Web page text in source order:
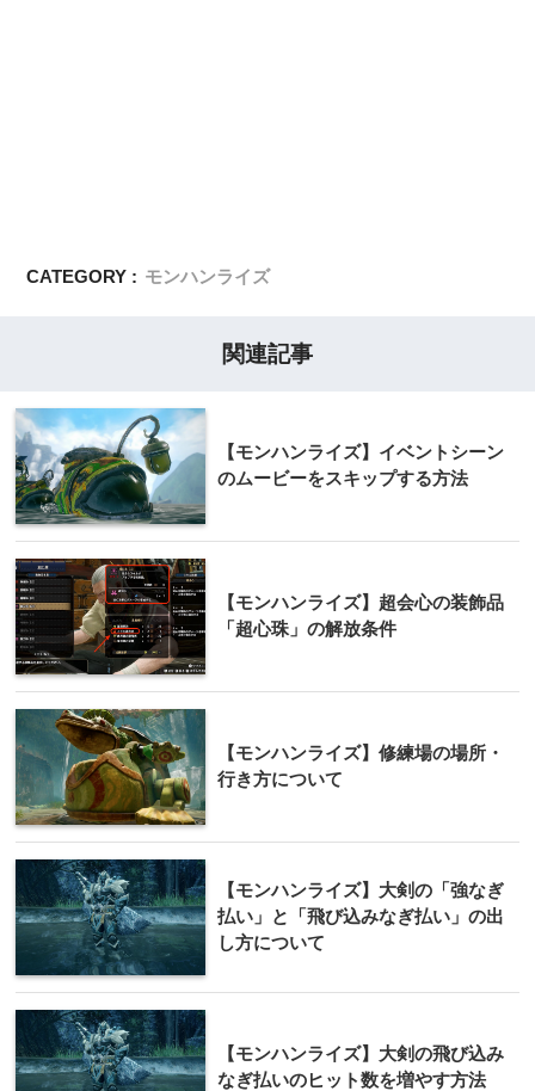
CATEGORY : モンハンライズ
関連記事
【モンハンライズ】イベントシーン
のムービーをスキップする方法
【モンハンライズ】超会心の装飾品
「超心珠」の解放条件
【モンハンライズ】修練場の場所・
行き方について
【モンハンライズ】大剣の「強なぎ
払い」と「飛び込みなぎ払い」の出
し方について
【モンハンライズ】大剣の飛び込み
なぎ払いのヒット数を増やす方法